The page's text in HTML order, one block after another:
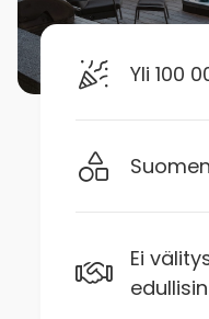
Yli 100
Ei